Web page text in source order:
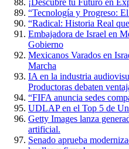
¡Descubre tu Futuro en
“Tecnología y Progreso:
“Radical: Historia Real
Embajadora de Israel en
Gobierno
Mexicanos Varados en
Marcha
IA en la industria
Productoras debaten
“FIFA anuncia sedes
UDLAP en el Top 5 de
Getty Images lanza
artificial.
Senado aprueba